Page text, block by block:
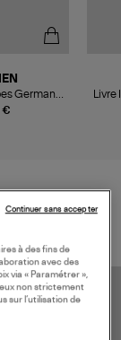
€
Germany.
à des fins de
avec des
via « Paramétrer »,
non strictement
sur l’utilisation de
Continuer sans accepter